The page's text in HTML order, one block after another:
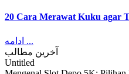
20 Cara Merawat Kuku agar
ادامه ...
آخرین مطالب
Untitled